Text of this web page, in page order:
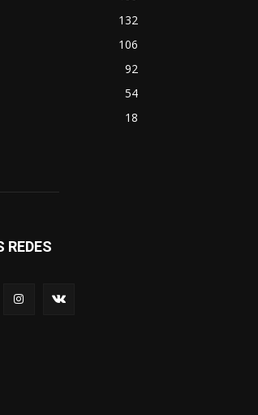
132
106
92
54
18
REDES